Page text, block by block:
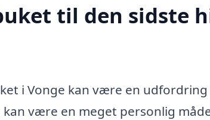
til den sidste
i Vonge kan være en
være en meget personlig